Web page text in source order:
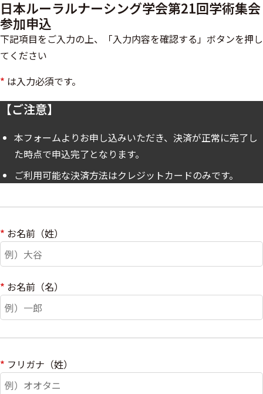
日本ルーラルナーシング学会第21回学術集会
参加申込
下記項目をご入力の上、「入力内容を確認する」ボタンを押し
てください
* は入力必須です。
【ご注意】
本フォームよりお申し込みいただき、決済が正常に完了し
た時点で申込完了となります。
ご利用可能な決済方法はクレジットカードのみです。
* お名前（姓）
* お名前（名）
* フリガナ（姓）